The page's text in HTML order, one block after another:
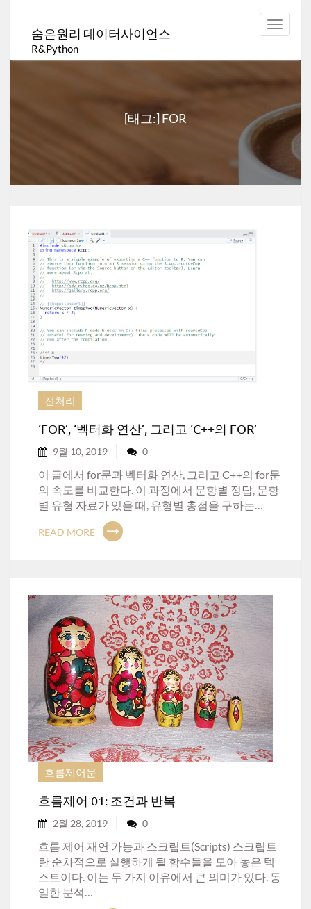
Toggle
숨은원리 데이터사이언스
R&Python
[태그:]FOR
전처리
‘FOR’, ‘벡터화 연산’, 그리고 ‘C++의 FOR’
9월 10, 2019 0
이 글에서 for문과 벡터화 연산, 그리고 C++의 for문
의 속도를 비교한다. 이 과정에서 문항별 정답, 문항
별 유형 자료가 있을 때, 유형별 총점을 구하는…
READ MORE
흐름제어문
흐름제어 01: 조건과 반복
2월 28, 2019 0
흐름 제어 재연 가능과 스크립트(Scripts) 스크립트
란 순차적으로 실행하게 될 함수들을 모아 놓은 텍
스트이다. 이는 두 가지 이유에서 큰 의미가 있다. 동
일한 분석…